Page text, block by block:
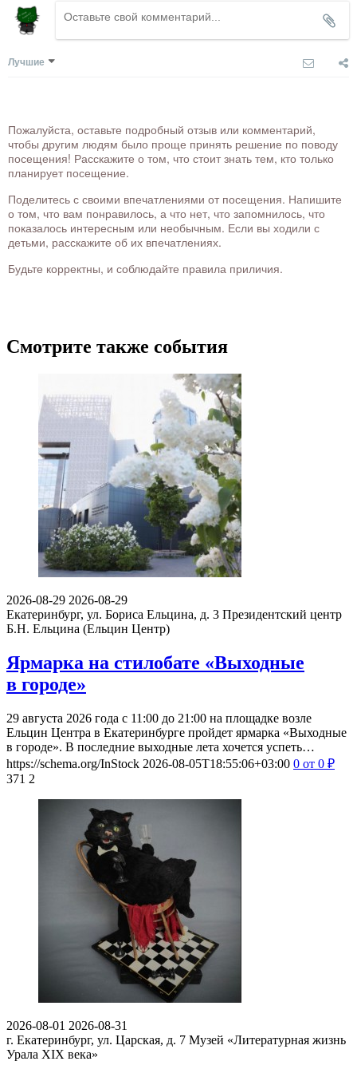
Лучшие
Пожалуйста, оставьте подробный отзыв или комментарий,
чтобы другим людям было проще принять решение по поводу
посещения! Расскажите о том, что стоит знать тем, кто только
планирует посещение.
Поделитесь с своими впечатлениями от посещения. Напишите
о том, что вам понравилось, а что нет, что запомнилось, что
показалось интересным или необычным. Если вы ходили с
детьми, расскажите об их впечатлениях.
Будьте корректны, и соблюдайте правила приличия.
Смотрите также события
2026-08-29 2026-08-29
Екатеринбург, ул. Бориса Ельцина, д. 3 Президентский центр
Б.Н. Ельцина (Ельцин Центр)
Ярмарка на стилобате «Выходные
в городе»
29 августа 2026 года с 11:00 до 21:00 на площадке возле
Ельцин Центра в Екатеринбурге пройдет ярмарка «Выходные
в городе». В последние выходные лета хочется успеть…
https://schema.org/InStock 2026-08-05T18:55:06+03:00 0 от 0 ₽
371 2
2026-08-01 2026-08-31
г. Екатеринбург, ул. Царская, д. 7 Музей «Литературная жизнь
Урала XIX века»